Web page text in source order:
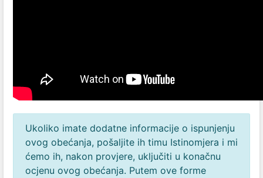
Ukoliko imate dodatne informacije o ispunjenju
ovog obećanja, pošaljite ih timu Istinomjera i mi
ćemo ih, nakon provjere, uključiti u konačnu
ocjenu ovog obećanja. Putem ove forme